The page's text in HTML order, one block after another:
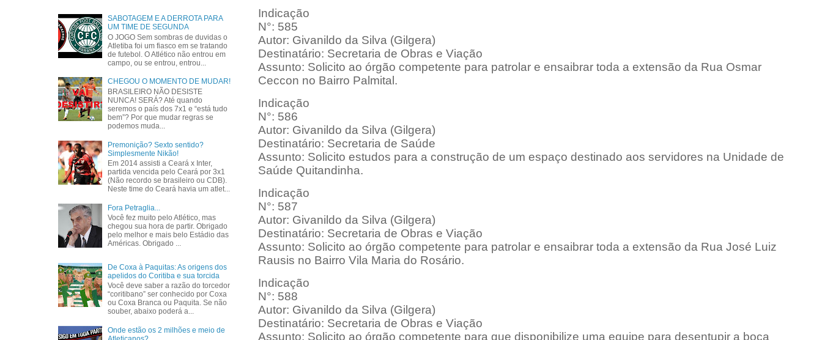
Indicação
N°: 585
Autor: Givanildo da Silva (Gilgera)
Destinatário: Secretaria de Obras e Viação
Assunto: Solicito ao órgão competente para patrolar e ensaibrar toda a extensão da Rua Osmar
Ceccon no Bairro Palmital.
Indicação
N°: 586
Autor: Givanildo da Silva (Gilgera)
Destinatário: Secretaria de Saúde
Assunto: Solicito estudos para a construção de um espaço destinado aos servidores na Unidade de
Saúde Quitandinha.
Indicação
N°: 587
Autor: Givanildo da Silva (Gilgera)
Destinatário: Secretaria de Obras e Viação
Assunto: Solicito ao órgão competente para patrolar e ensaibrar toda a extensão da Rua José Luiz
Rausis no Bairro Vila Maria do Rosário.
Indicação
N°: 588
Autor: Givanildo da Silva (Gilgera)
Destinatário: Secretaria de Obras e Viação
Assunto: Solicito ao órgão competente para que disponibilize uma equipe para desentupir a boca
SABOTAGEM E A DERROTA PARA
UM TIME DE SEGUNDA
O JOGO Sem sombras de duvidas o
Atletiba foi um fiasco em se tratando
de futebol. O Atlético não entrou em
campo, ou se entrou, entrou...
CHEGOU O MOMENTO DE MUDAR!
BRASILEIRO NÃO DESISTE
NUNCA! SERÁ? Até quando
seremos o país dos 7x1 e “está tudo
bem”? Por que mudar regras se
podemos muda...
Premonição? Sexto sentido?
Simplesmente Nikão!
Em 2014 assisti a Ceará x Inter,
partida vencida pelo Ceará por 3x1
(Não recordo se brasileiro ou CDB).
Neste time do Ceará havia um atlet...
Fora Petraglia...
Você fez muito pelo Atlético, mas
chegou sua hora de partir. Obrigado
pelo melhor e mais belo Estádio das
Américas. Obrigado ...
De Coxa à Paquitas: As origens dos
apelidos do Coritiba e sua torcida
Você deve saber a razão do torcedor
“coritibano” ser conhecido por Coxa
ou Coxa Branca ou Paquita. Se não
souber, abaixo poderá a...
Onde estão os 2 milhões e meio de